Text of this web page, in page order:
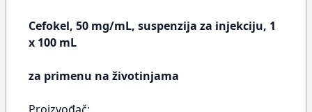
Cefokel, 50 mg/mL, suspenzija za injekciju, 1
x 100 mL
za primenu na životinjama